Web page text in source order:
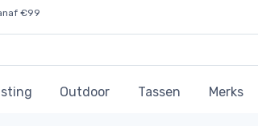
€99
Outdoor Tassen Merks